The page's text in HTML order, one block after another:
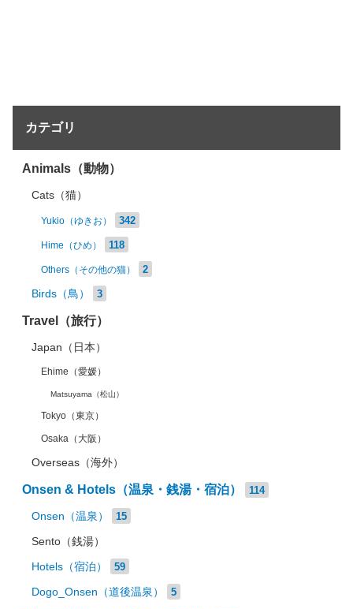
カテゴリ
Animals（動物）
Cats（猫）
Yukio（ゆきお） 342
Hime（ひめ） 118
Others（その他の猫） 2
Birds（鳥） 3
Travel（旅行）
Japan（日本）
Ehime（愛媛）
Matsuyama（松山）
Tokyo（東京）
Osaka（大阪）
Overseas（海外）
Onsen & Hotels（温泉・銭湯・宿泊） 114
Onsen（温泉） 15
Sento（銭湯）
Hotels（宿泊） 59
Dogo_Onsen（道後温泉） 5